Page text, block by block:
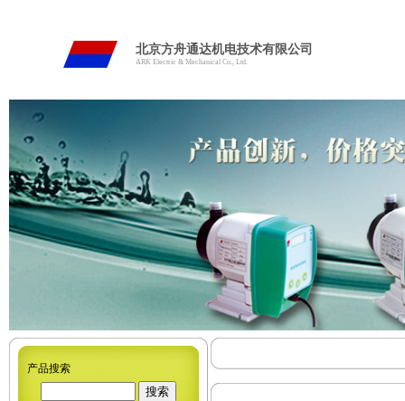
北京方舟通达机电技术有限公司
ARK Electric & Mechanical Co., Ltd.
产品搜索